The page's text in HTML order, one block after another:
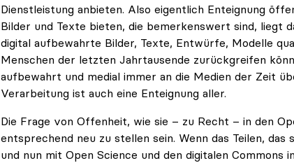
Dienstleistung anbieten. Also eigentlich Enteignung
Bilder und Texte bieten, die bemerkenswert sind, liegt
digital aufbewahrte Bilder, Texte, Entwürfe, Modelle
Menschen der letzten Jahrtausende zurückgreifen
aufbewahrt und medial immer an die Medien der Zeit
Verarbeitung ist auch eine Enteignung aller.
Die Frage von Offenheit, wie sie – zu Recht – in den
entsprechend neu zu stellen sein. Wenn das Teilen,
und nun mit Open Science und den digitalen